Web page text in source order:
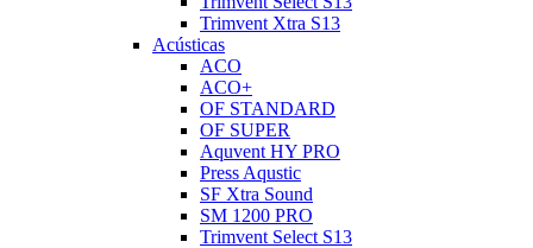
Trimvent Xtra S13
Acústicas
ACO
ACO+
OF STANDARD
OF SUPER
Aquvent HY PRO
Press Aqustic
SF Xtra Sound
SM 1200 PRO
Trimvent Select S13